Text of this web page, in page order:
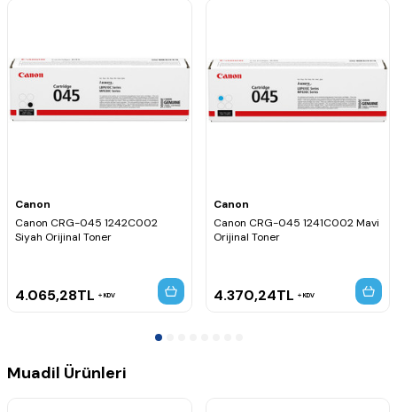
Baskı Teknolojisi:Lazer
Canon CRG-045 toner serisi ile uyumludur.
Toner kartuşunun yazıcı tarafından tanınmasını sağlar.
Toner yenileme işlemleri için ekonomik çözümdür.
Kolay montaj ve güvenilir kullanım sunar.
Canon i-SENSYS MF-633Cdw
Canon i-SENSYS MF-634Cdw
Canon i-SENSYS MF-635Cx
Canon i-SENSYS LBP-611Cn
Canon i-SENSYS LBP-613Cdw
Canon
Canon CRG-045 1242C002
Siyah Orijinal Toner
4.065,28TL KDV
Canon
Canon CRG-045 1241C002 Mavi
Orijinal Toner
4.370,24TL KDV
Muadil Ürünleri